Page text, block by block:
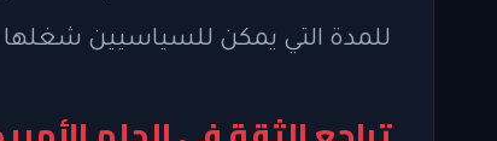
للمدة التي يمكن للسياسيين